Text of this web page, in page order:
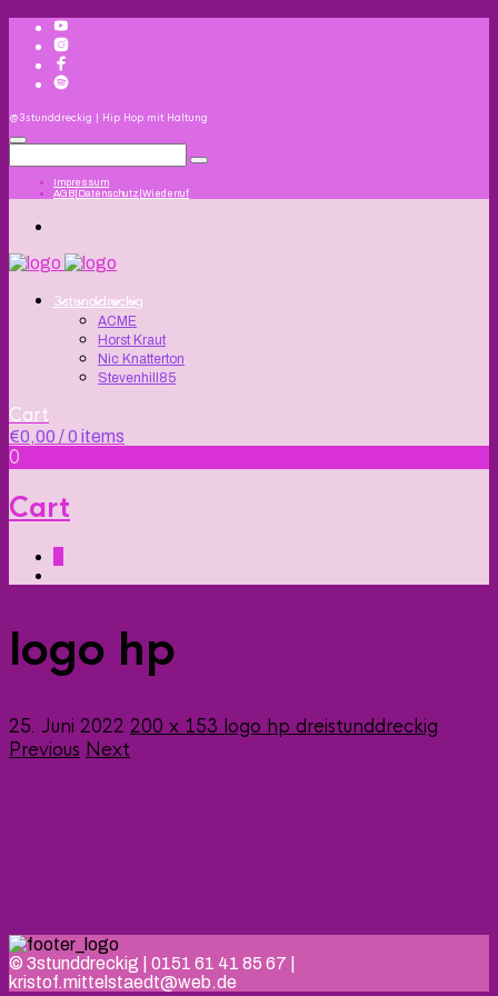
@3stunddreckig | Hip Hop mit Haltung
Impressum
AGB|Datenschutz|Wiederruf
3stunddreckig
ACME
Horst Kraut
Nic Knatterton
Stevenhill85
Cart
€0,00 / 0 items
0
Cart
logo hp
25. Juni 2022 200 x 153 logo hp dreistunddreckig
Previous Next
© 3stunddreckig | 0151 61 41 85 67 |
kristof.mittelstaedt@web.de